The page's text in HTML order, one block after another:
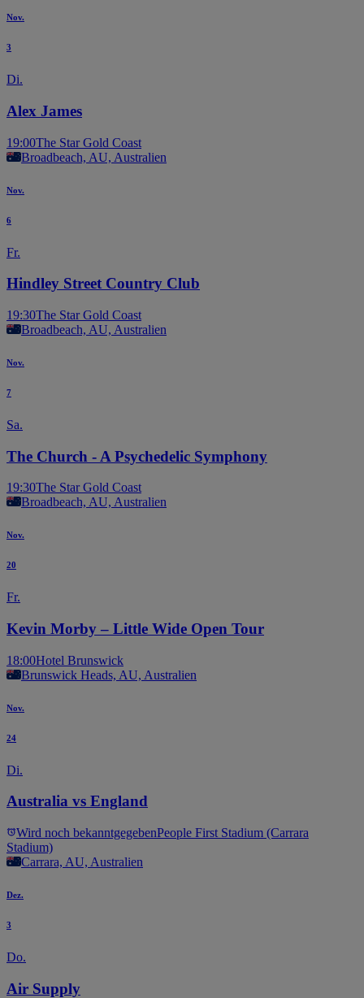
Nov.
3
Di.
Alex James
19:00The Star Gold Coast
Broadbeach, AU, Australien
Nov.
6
Fr.
Hindley Street Country Club
19:30The Star Gold Coast
Broadbeach, AU, Australien
Nov.
7
Sa.
The Church - A Psychedelic Symphony
19:30The Star Gold Coast
Broadbeach, AU, Australien
Nov.
20
Fr.
Kevin Morby – Little Wide Open Tour
18:00Hotel Brunswick
Brunswick Heads, AU, Australien
Nov.
24
Di.
Australia vs England
Wird noch bekanntgegebenPeople First Stadium (Carrara
Stadium)
Carrara, AU, Australien
Dez.
3
Do.
Air Supply